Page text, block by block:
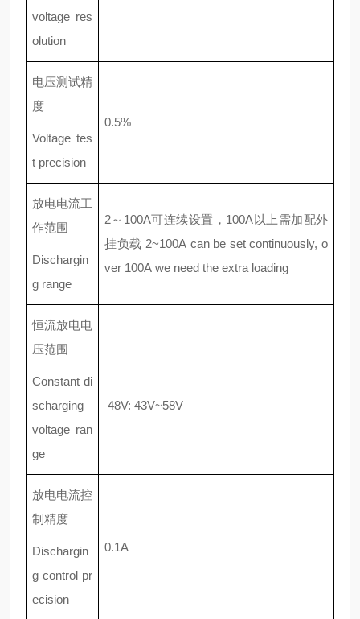
voltage res
olution
电压测试精
度
Voltage tes
t precision
0.5%
放电电流工
作范围
Dischargin
g range
2～100A可连续设置，100A以上需加配外
挂负载 2~100A can be set continuously, o
ver 100A we need the extra loading
恒流放电电
压范围
Constant di
scharging
voltage ran
ge
48V: 43V~58V
放电电流控
制精度
Dischargin
g control pr
ecision
0.1A